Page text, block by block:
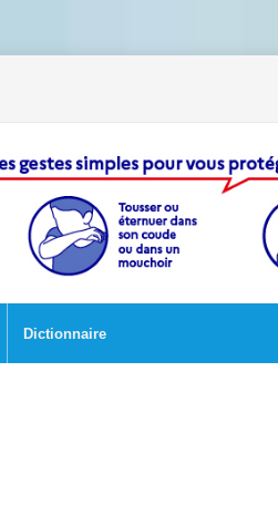
Dictionnaire